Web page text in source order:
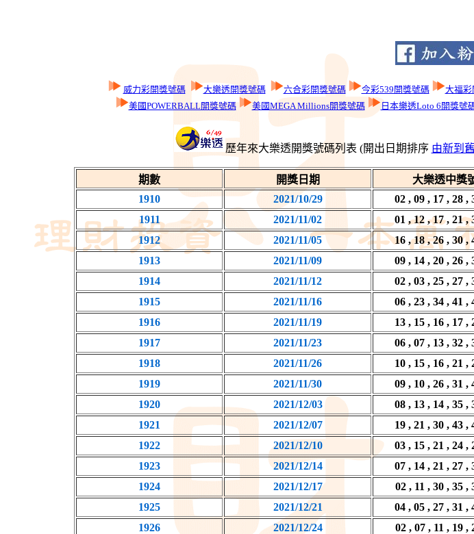
威力彩開獎號碼 大樂透開獎號碼 六合彩開獎號碼 今彩539開獎號碼 大福彩
美國POWERBALL開獎號碼
美國MEGA Millions開獎號碼 日本樂透Loto 6開獎號
歷年來大樂透開獎號碼列表 (開出日期排序 由新到舊
期數 開獎日期 大樂透中獎
1910
2021/10/29 02 , 09 , 17 , 28 ,
1911
2021/11/02 01 , 12 , 17 , 21 ,
1912
2021/11/05 16 , 18 , 26 , 30 ,
1913
2021/11/09 09 , 14 , 20 , 26 ,
1914
2021/11/12 02 , 03 , 25 , 27 ,
1915
2021/11/16 06 , 23 , 34 , 41 ,
1916
2021/11/19 13 , 15 , 16 , 17 ,
1917
2021/11/23 06 , 07 , 13 , 32 ,
1918
2021/11/26 10 , 15 , 16 , 21 ,
1919
2021/11/30 09 , 10 , 26 , 31 ,
1920
2021/12/03 08 , 13 , 14 , 35 ,
1921
2021/12/07 19 , 21 , 30 , 43 ,
1922
2021/12/10 03 , 15 , 21 , 24 ,
1923
2021/12/14 07 , 14 , 21 , 27 ,
1924
2021/12/17 02 , 11 , 30 , 35 ,
1925
2021/12/21 04 , 05 , 27 , 31 ,
1926
2021/12/24 02 , 07 , 11 , 19 ,